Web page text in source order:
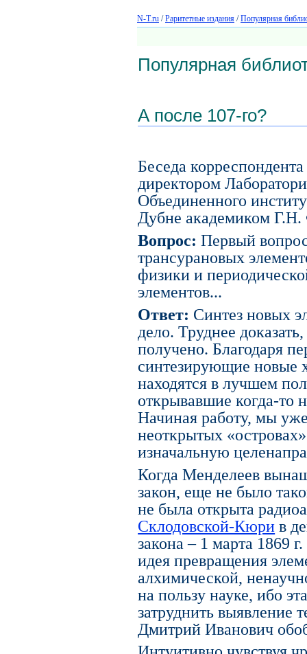
N-T.ru /Раритетные издания /Популярная
Популярная
А после 107-го?
Беседа
директором
Объединенного
Дубне академиком
Вопрос: Первый
трансурановых
физики и
элементов...
Ответ: Синтез новых
дело. Труднее
получено. Благодаря
синтезирующие новые
находятся в лучшем
открывавшие когда-то
Начиная работу, мы
неоткрытых
изначальную
Когда Менделеев
закон, еще не было
не была открыта
Склодовской-Кюри в
закона – 1 марта 1869
идея превращения
алхимической,
на пользу науке, ибо
затруднить выявление
Дмитрий Иванович